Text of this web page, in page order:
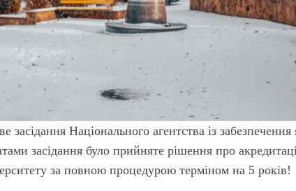
засідання Національного агентства із забезпечення
засідання було прийняте рішення про
за повною процедурою терміном на 5 років!